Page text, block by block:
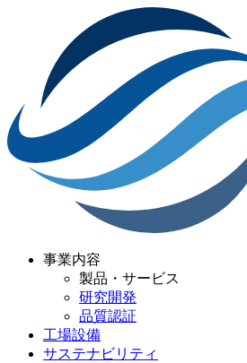
事業内容
製品・サービス
研究開発
品質認証
工場設備
サステナビリティ